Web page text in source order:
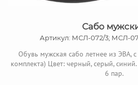
Сабо
Артикул: МСЛ-072/3; МСЛ-
Обувь мужская сабо летнее из ЭВА,
комплекта) Цвет: черный, серый,
6 пар.